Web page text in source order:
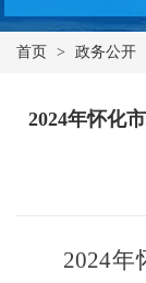
首页 > 政务公开
2024年怀化
2024年